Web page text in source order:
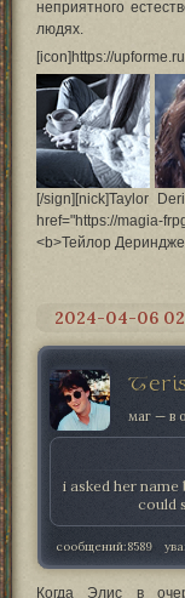
неприятного
людях.
[icon]https://
[/sign][nick]Taylor
href="https://magia-
<b>Тейлор
2024-04-06
маг — в
i asked her name
could
сообщений:8589
Когда Элис в